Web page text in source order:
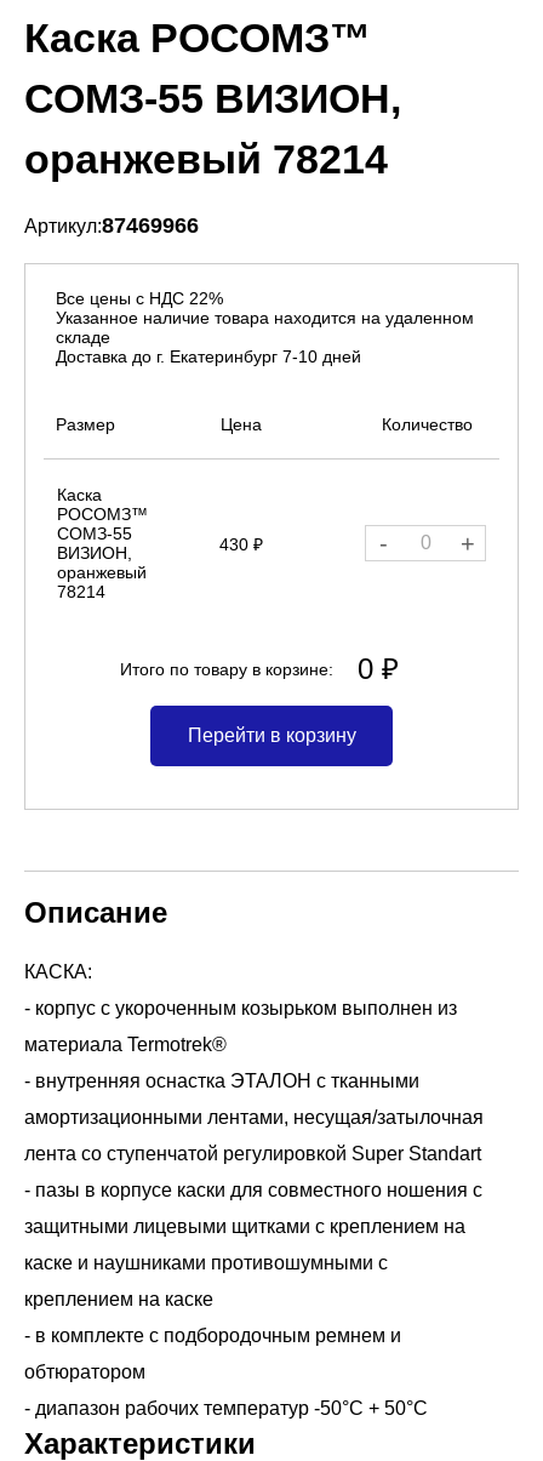
Каска РОСОМЗ™
СОМЗ-55 ВИЗИОН,
оранжевый 78214
Артикул:87469966
Все цены с НДС 22%
Указанное наличие товара находится на удаленном
складе
Доставка до г. Екатеринбург 7-10 дней
Размер Цена Количество
Каска
РОСОМЗ™
СОМЗ-55
ВИЗИОН,
оранжевый
78214
430 ₽ - +
Итого по товару в корзине: 0 ₽
Перейти в корзину
Описание
КАСКА:
- корпус с укороченным козырьком выполнен из
материала Termotrek®
- внутренняя оснастка ЭТАЛОН с тканными
амортизационными лентами, несущая/затылочная
лента со ступенчатой регулировкой Super Standart
- пазы в корпусе каски для совместного ношения с
защитными лицевыми щитками с креплением на
каске и наушниками противошумными с
креплением на каске
- в комплекте с подбородочным ремнем и
обтюратором
Характеристики